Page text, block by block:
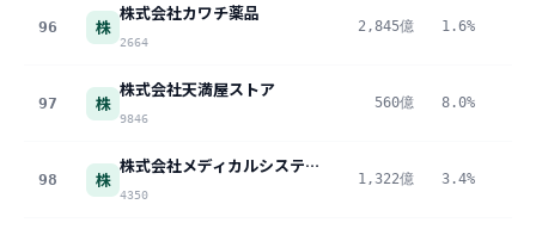
96 株
株式会社カワチ薬品
2664
2,845億 1.6%
97 株
株式会社天満屋ストア
9846
560億 8.0%
98 株
株式会社メディカルシステムネットワーク
4350
1,322億 3.4%